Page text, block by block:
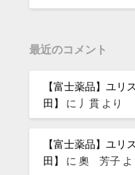
最近のコメント
【富士薬品】ユリ
田】
に 丿貫 より
【富士薬品】ユリ
田】
に奧 芳子